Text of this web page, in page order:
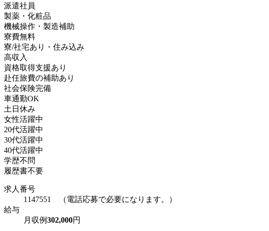
派遣社員
製薬・化粧品
機械操作・製造補助
寮費無料
寮/社宅あり・住み込み
高収入
資格取得支援あり
赴任旅費の補助あり
社会保険完備
車通勤OK
土日休み
女性活躍中
20代活躍中
30代活躍中
40代活躍中
学歴不問
履歴書不要
求人番号
1147551 （電話応募で必要になります。）
給与
月収例302,000円